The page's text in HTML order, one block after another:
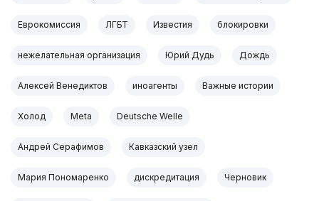
Еврокомиссия ЛГБТ Известия блокировки
нежелательная организация Юрий Дудь Дождь
Алексей Венедиктов иноагенты Важные истории
Холод Meta Deutsche Welle
Андрей Серафимов Кавказский узел
Мария Пономаренко дискредитация Черновик